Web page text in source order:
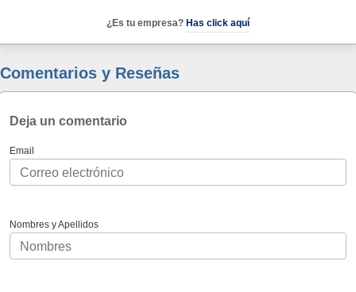
¿Es tu empresa? Has click aquí
Comentarios y Reseñas
Deja un comentario
Email
Nombres y Apellidos